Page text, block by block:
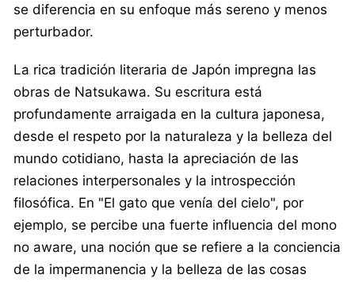
se diferencia en su enfoque más sereno y menos
perturbador.
La rica tradición literaria de Japón impregna las
obras de Natsukawa. Su escritura está
profundamente arraigada en la cultura japonesa,
desde el respeto por la naturaleza y la belleza del
mundo cotidiano, hasta la apreciación de las
relaciones interpersonales y la introspección
filosófica. En "El gato que venía del cielo", por
ejemplo, se percibe una fuerte influencia del mono
no aware, una noción que se refiere a la conciencia
de la impermanencia y la belleza de las cosas